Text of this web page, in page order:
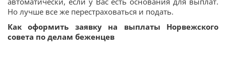
Но лучше все же перестраховаться и подать.
Как оформить заявку на выплаты Норвежского
совета по делам беженцев